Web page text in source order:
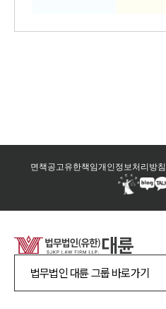
면책공고유한책임개인정보처리방침
법무법인 대륜 그룹 바로가기